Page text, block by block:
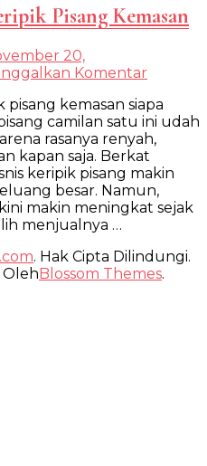
Pisang Kemasan
20,
Komentar
Jualan
Keripik
Pisang
kemasan siapa
camilan satu ini udah
rasanya renyah,
kapan saja. Berkat
keripik pisang makin
besar. Namun,
makin meningkat sejak
menjualnya …
. Hak Cipta Dilindungi.
OlehBlossom Themes.